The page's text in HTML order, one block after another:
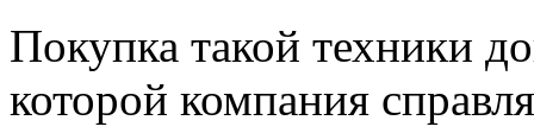
Покупка такой техники
которой компания